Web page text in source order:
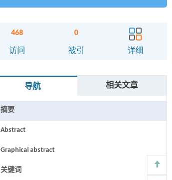
468
访问
0
被引 详细
导航 相关文章
摘要
Abstract
Graphical abstract
关键词